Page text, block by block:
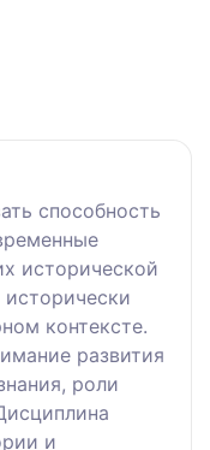
способность
исторической
контексте.
развития
роли
и